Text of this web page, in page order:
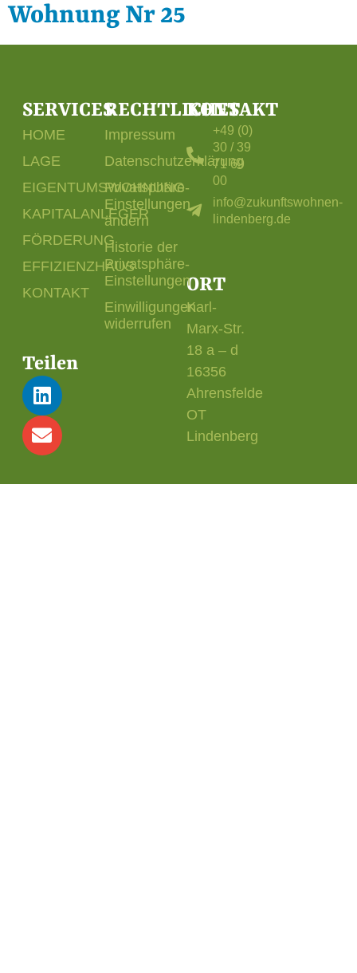
Wohnung Nr 25
SERVICES
HOME
LAGE
EIGENTUMSWOHNUNG
KAPITALANLEGER
FÖRDERUNG
EFFIZIENZHAUS
KONTAKT
Teilen
RECHTLICHES
Impressum
Datenschutzerklärung
Privatsphäre-
Einstellungen
ändern
Historie der
Privatsphäre-
Einstellungen
Einwilligungen
widerrufen
KONTAKT
+49 (0)
30 / 39
71 69
00
info@zukunftswohnen-
lindenberg.de
ORT
Karl-
Marx-Str.
18 a – d
16356
Ahrensfelde
OT
Lindenberg